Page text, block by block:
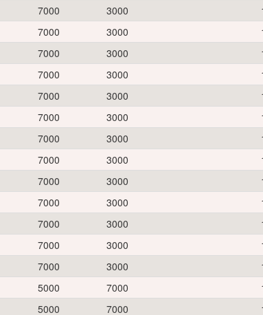
7000 3000
7000 3000
7000 3000
7000 3000
7000 3000
7000 3000
7000 3000
7000 3000
7000 3000
7000 3000
7000 3000
7000 3000
7000 3000
5000 7000
5000 7000